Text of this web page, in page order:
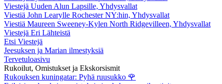
Viestejä Uuden Alun Lapsille, Yhdysvallat
Viestiä John Learylle Rochester NY:hin, Yhdysvallat
Viestiä Maureen Sweeney-Kylen North Ridgevilleen, Yhdysvallat
Viestejä Eri Lähteistä
Etsi Viestejä
Jeesuksen ja Marian ilmestyksiä
Tervetuloasivu
Rukoilut, Omistukset ja Ekskorsismit
Rukouksen kuningatar: Pyhä ruusukko 🌹